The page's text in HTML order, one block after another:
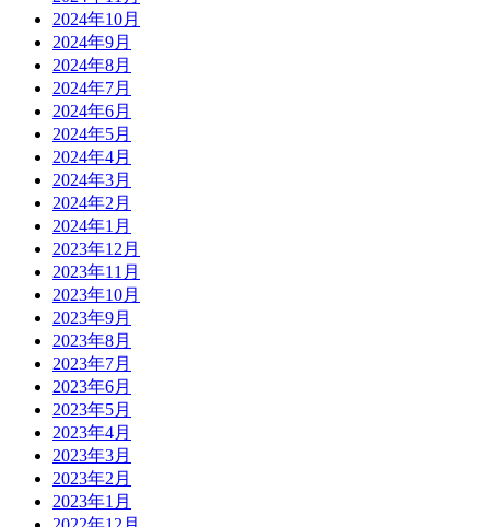
2024年10月
2024年9月
2024年8月
2024年7月
2024年6月
2024年5月
2024年4月
2024年3月
2024年2月
2024年1月
2023年12月
2023年11月
2023年10月
2023年9月
2023年8月
2023年7月
2023年6月
2023年5月
2023年4月
2023年3月
2023年2月
2023年1月